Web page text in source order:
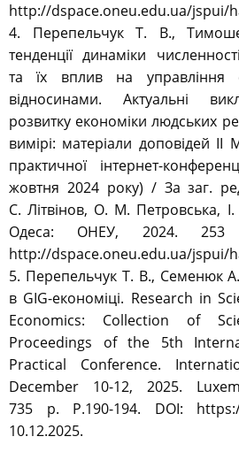
http://dspace.oneu.edu.ua/jspui/
4. Перепельчук Т. В.,
тенденції динаміки
та їх вплив на управління
відносинами. Актуальні
розвитку економіки людських
вимірі: матеріали доповідей ІІ
практичної інтернет-
жовтня 2024 року) / За заг.
С. Літвінов, О. М. Петровська,
Одеса: ОНЕУ, 2024. 253
http://dspace.oneu.edu.ua/jspui/
5. Перепельчук Т. В., Семенюк А.
в GIG-економіці. Research in
Economics: Collection of
Proceedings of the 5th
Practical Conference.
December 10-12, 2025.
735 р. Р.190-194. DOI: https://
10.12.2025.